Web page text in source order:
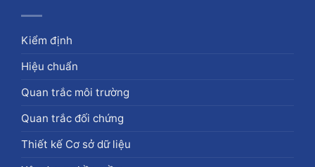
Kiểm định
Hiệu chuẩn
Quan trắc môi trường
Quan trắc đối chứng
Thiết kế Cơ sở dữ liệu